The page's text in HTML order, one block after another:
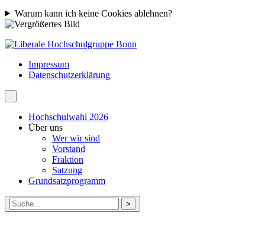
Warum kann ich keine Cookies ablehnen?
Impressum
Datenschutzerklärung
Hochschulwahl 2026
Über uns
Wer wir sind
Vorstand
Fraktion
Satzung
Grundsatzprogramm
Suche
nach: